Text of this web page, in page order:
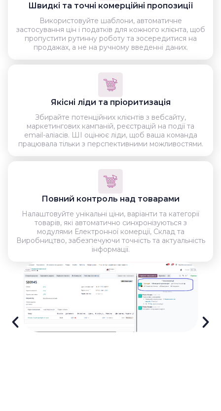
Швидкі та точні комерційні пропозиції
Використовуйте шаблони, автоматичне
застосування цін і податків для кожного клієнта, щоб
пропустити рутинну роботу та зосередитися на
продажах, а не на ручному введенні даних.
Якісні ліди та пріоритизація
Збирайте потенційних клієнтів з вебсайту,
маркетингових кампаній, реєстрацій на події та
email-аліасів. ШІ оцінює ліди, щоб ваша команда
працювала тільки з перспективними можливостями.
Повний контроль над товарами
Налаштовуйте унікальні ціни, варіанти та категорії
товарів, які автоматично синхронізуються з
модулями Електронної комерції, Склад та
Виробництво, забезпечуючи точність та актуальність
інформації.